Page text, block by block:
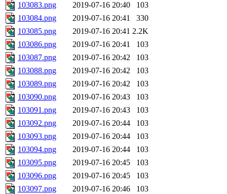
103083.png
2019-07-16 20:40
103
103084.png
2019-07-16 20:41
330
103085.png
2019-07-16 20:41 2.2K
103086.png
2019-07-16 20:41
103
103087.png
2019-07-16 20:42
103
103088.png
2019-07-16 20:42
103
103089.png
2019-07-16 20:42
103
103090.png
2019-07-16 20:43
103
103091.png
2019-07-16 20:43
103
103092.png
2019-07-16 20:44
103
103093.png
2019-07-16 20:44
103
103094.png
2019-07-16 20:44
103
103095.png
2019-07-16 20:45
103
103096.png
2019-07-16 20:45
103
103097.png
2019-07-16 20:46
103